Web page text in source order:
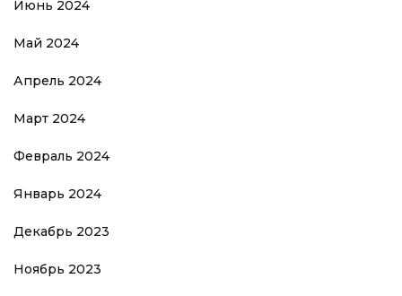
Июнь 2024
Май 2024
Апрель 2024
Март 2024
Февраль 2024
Январь 2024
Декабрь 2023
Ноябрь 2023